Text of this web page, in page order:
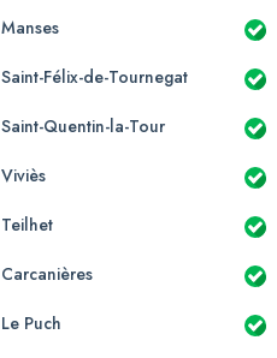
Manses
Saint-Félix-de-Tournegat
Saint-Quentin-la-Tour
Viviès
Teilhet
Carcanières
Le Puch